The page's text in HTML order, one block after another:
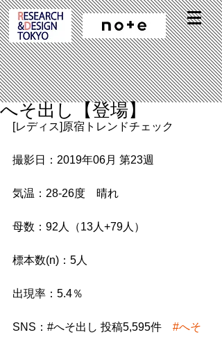
へそ出し【登場】
[レディス]原宿トレンドチェック
撮影日：2019年06月 第23週
気温：28-26度　晴れ
母数：92人（13人+79人）
標本数(n)：5人
出現率：5.4％
SNS：#へそ出し 投稿5,595件 #へそ